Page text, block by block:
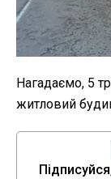
Нагадаємо, 5
житловий